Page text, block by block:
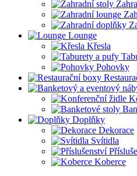
Lounge
Křesla
Pohovky
Doplňky
Dekorace
Svítidla
Koberce